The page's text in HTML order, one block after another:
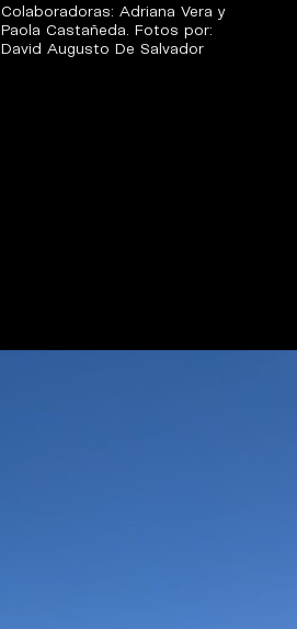
Colaboradoras: Adriana Vera y
Paola Castañeda. Fotos por:
David Augusto De Salvador